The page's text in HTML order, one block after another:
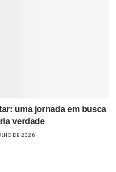
uma jornada em busca
verdade
DE 2026